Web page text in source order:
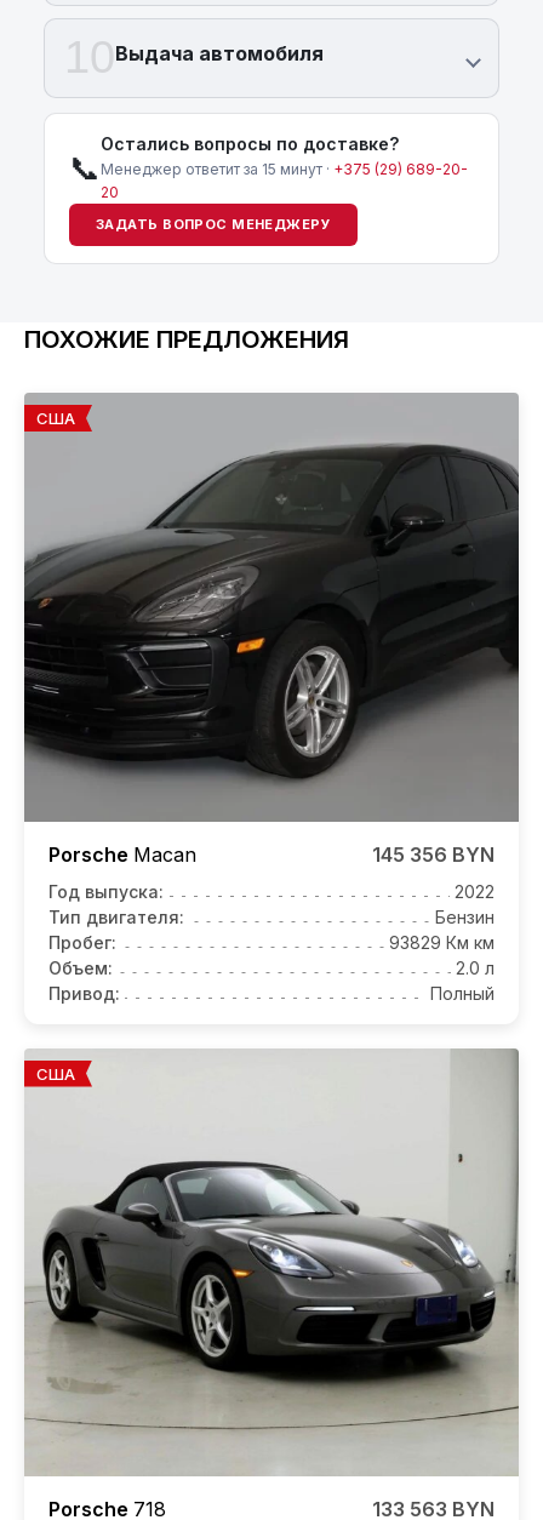
10Выдача автомобиля
📞
Остались вопросы по доставке?
Менеджер ответит за 15 минут · +375 (29) 689-20-
20
ЗАДАТЬ ВОПРОС МЕНЕДЖЕРУ
ПОХОЖИЕ ПРЕДЛОЖЕНИЯ
США
Porsche Macan 145 356 BYN
Год выпуска:
2022
Тип двигателя:
Бензин
Пробег:
93829 Км км
Объем:
2.0 л
Привод:
Полный
США
Porsche 718
133 563 BYN